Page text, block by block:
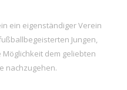
ein eigenständiger Verein
Jungen,
dem geliebten
nachzugehen.